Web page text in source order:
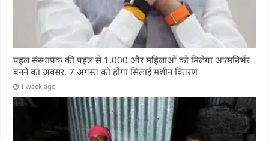
पहल संस्थापक की पहल से 1,000 और महिलाओं को मिलेगा आत्मनिर्भर
बनने का अवसर, 7 अगस्त को होगा सिलाई मशीन वितरण
1 week ago